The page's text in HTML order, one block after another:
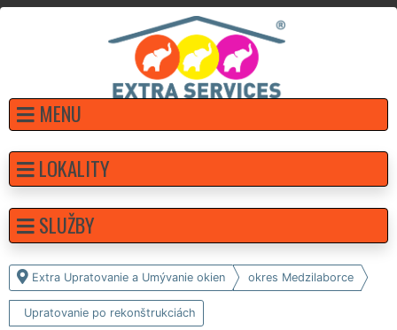
MENU
Extra Upratovanie a Umývanie okien okres Medzilaborce
Upratovanie po rekonštrukciách
LOKALITY
SLUŽBY